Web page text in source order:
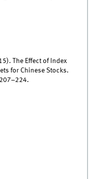
The Effect of Index
for Chinese Stocks.